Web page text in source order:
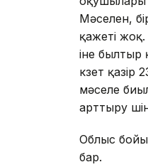
Мәселен,
қажеті
іне былтыр
күзет
мәселе
арттыру
Облыс
бар.